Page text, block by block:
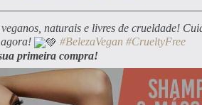
naturais e livres de crueldade!
#BelezaVegan #CrueltyFree
primeira compra!